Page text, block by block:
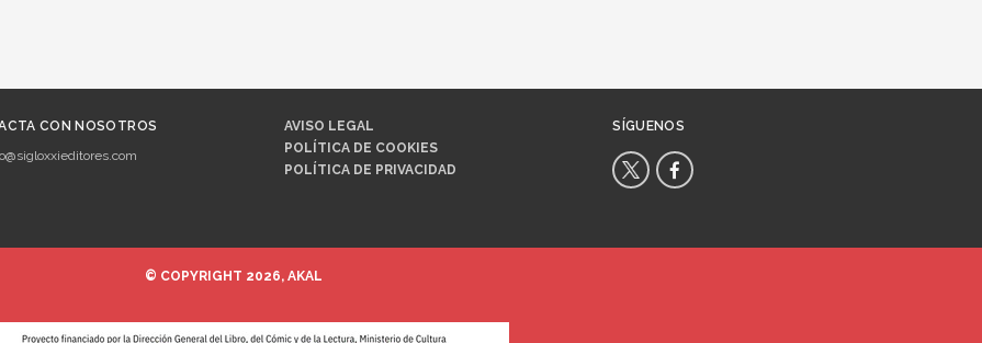
CON NOSOTROS
AVISO LEGAL
POLÍTICA DE COOKIES
POLÍTICA DE PRIVACIDAD
SÍGUENOS
© COPYRIGHT 2026, AKAL